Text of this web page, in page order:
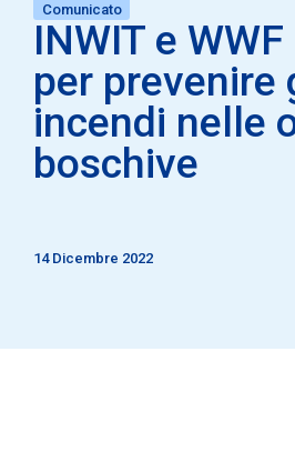
Comunicato
INWIT e
per prevenire
incendi nelle
boschive
14 Dicembre 2022